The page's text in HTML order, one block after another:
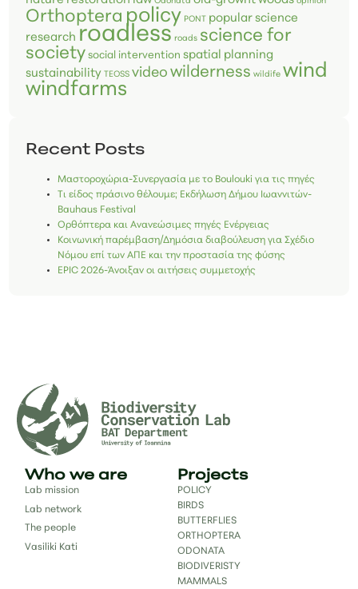
Orthoptera policy PONT popular science
research roadless roads science for
society social intervention spatial planning
sustainability TEOSS video wilderness wildife wind
windfarms
Recent Posts
Μαστοροχώρια-Συνεργασία με το Boulouki για τις πηγές
Τι είδος πράσινο θέλουμε; Εκδήλωση Δήμου Ιωαννιτών-
Bauhaus Festival
Ορθόπτερα και Ανανεώσιμες πηγές Ενέργειας
Κοινωνική παρέμβαση/Δημόσια διαβούλευση για Σχέδιο
Νόμου επί των ΑΠΕ και την προστασία της φύσης
EPIC 2026-Άνοιξαν οι αιτήσεις συμμετοχής
Who we are
Lab mission
Lab network
The people
Vasiliki Kati
Projects
POLICY
BIRDS
BUTTERFLIES
ORTHOPTERA
ODONATA
BIODIVERISTY
MAMMALS